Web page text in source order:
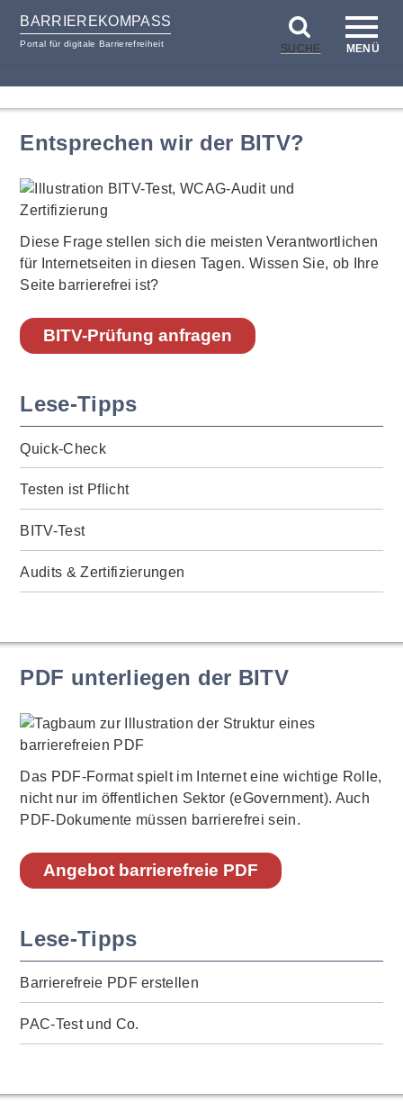
BARRIEREKOMPASS
Portal für digitale Barrierefreiheit SUCHE MENÜ
Entsprechen wir der BITV?
Diese Frage stellen sich die meisten Verantwortlichen
für Internetseiten in diesen Tagen. Wissen Sie, ob Ihre
Seite barrierefrei ist?
BITV-Prüfung anfragen
Lese-Tipps
Quick-Check
Testen ist Pflicht
BITV-Test
Audits & Zertifizierungen
PDF unterliegen der BITV
Das PDF-Format spielt im Internet eine wichtige Rolle,
nicht nur im öffentlichen Sektor (eGovernment). Auch
PDF-Dokumente müssen barrierefrei sein.
Angebot barrierefreie PDF
Lese-Tipps
Barrierefreie PDF erstellen
PAC-Test und Co.